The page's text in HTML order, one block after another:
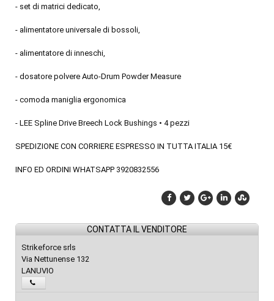
- set di matrici dedicato,
- alimentatore universale di bossoli,
- alimentatore di inneschi,
- dosatore polvere Auto-Drum Powder Measure
- comoda maniglia ergonomica
- LEE Spline Drive Breech Lock Bushings • 4 pezzi
SPEDIZIONE CON CORRIERE ESPRESSO IN TUTTA ITALIA 15€
INFO ED ORDINI WHATSAPP 3920832556
CONTATTA IL VENDITORE
Strikeforce srls
Via Nettunense 132
LANUVIO